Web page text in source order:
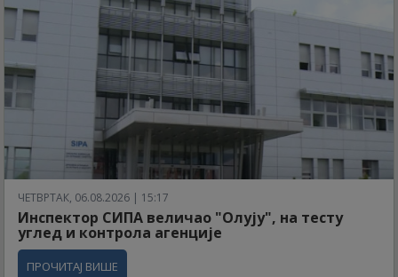
ЧЕТВРТАК, 06.08.2026 | 15:17
Инспектор СИПА величао "Олују", на тесту
углед и контрола агенције
ПРОЧИТАЈ ВИШЕ